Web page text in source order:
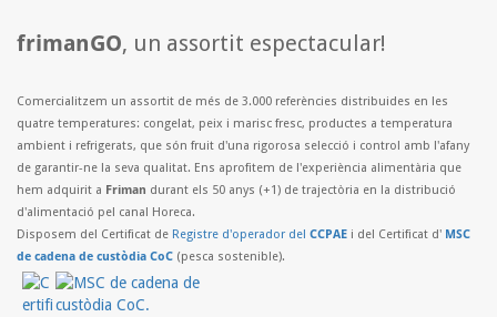
frimanGO, un assortit espectacular!
Comercialitzem un assortit de més de 3.000 referències distribuides en les
quatre temperatures: congelat, peix i marisc fresc, productes a temperatura
ambient i refrigerats, que són fruit d'una rigorosa selecció i control amb l'afany
de garantir-ne la seva qualitat. Ens aprofitem de l'experiència alimentària que
hem adquirit a Friman durant els 50 anys (+1) de trajectòria en la distribució
d'alimentació pel canal Horeca.
Disposem del Certificat de Registre d'operador del CCPAE i del Certificat d' MSC
de cadena de custòdia CoC (pesca sostenible).